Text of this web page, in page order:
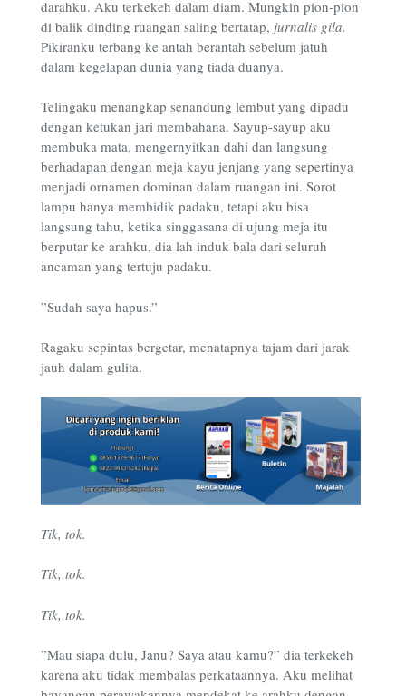
darahku. Aku terkekeh dalam diam. Mungkin pion-pion
di balik dinding ruangan saling bertatap, jurnalis gila.
Pikiranku terbang ke antah berantah sebelum jatuh
dalam kegelapan dunia yang tiada duanya.
Telingaku menangkap senandung lembut yang dipadu
dengan ketukan jari membahana. Sayup-sayup aku
membuka mata, mengernyitkan dahi dan langsung
berhadapan dengan meja kayu jenjang yang sepertinya
menjadi ornamen dominan dalam ruangan ini. Sorot
lampu hanya membidik padaku, tetapi aku bisa
langsung tahu, ketika singgasana di ujung meja itu
berputar ke arahku, dia lah induk bala dari seluruh
ancaman yang tertuju padaku.
”Sudah saya hapus.”
Ragaku sepintas bergetar, menatapnya tajam dari jarak
jauh dalam gulita.
Tik, tok.
Tik, tok.
Tik, tok.
”Mau siapa dulu, Janu? Saya atau kamu?” dia terkekeh
karena aku tidak membalas perkataannya. Aku melihat